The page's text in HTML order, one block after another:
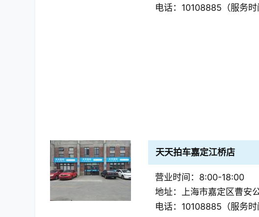
电话：10108885（服务
天天拍车嘉定江桥店
营业时间：8:00-18:00
地址：上海市嘉定区曹安
电话：10108885（服务